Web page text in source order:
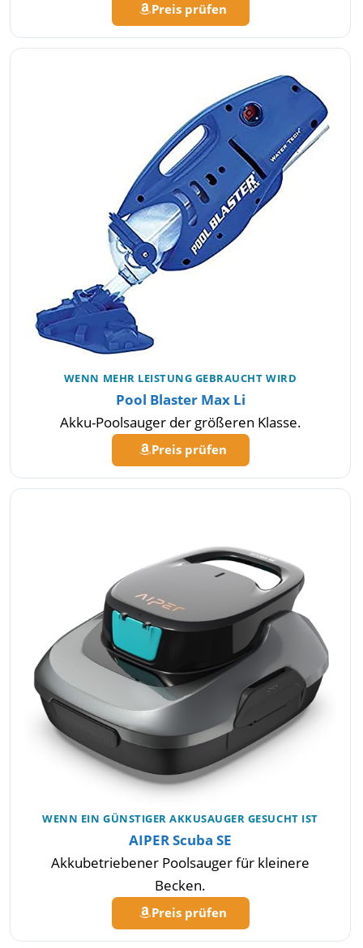
Preis prüfen
WENN MEHR LEISTUNG GEBRAUCHT WIRD
Pool Blaster Max Li
Akku-Poolsauger der größeren Klasse.
Preis prüfen
WENN EIN GÜNSTIGER AKKUSAUGER GESUCHT IST
AIPER Scuba SE
Akkubetriebener Poolsauger für kleinere
Becken.
Preis prüfen